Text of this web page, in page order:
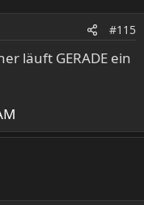
#115
läuft GERADE ein